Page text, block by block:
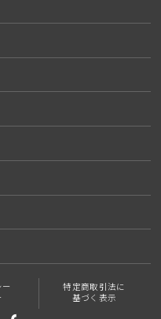
ー
特定商取引法に
基づく表示